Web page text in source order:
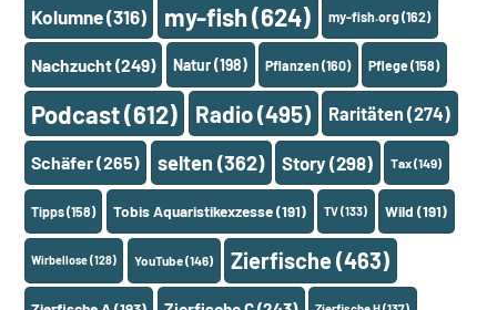
Kolumne(316) my-fish(624) my-fish.org(162)
Nachzucht(249) Natur(198) Pflanzen(160) Pflege(158)
Podcast(612) Radio(495) Raritäten (274)
Schäfer(265) selten (362) Story (298) Tax(149)
Tipps(158) Tobis Aquaristikexzesse(191) TV(133) Wild (191)
Wirbellose(128) YouTube(146) Zierfische(463)